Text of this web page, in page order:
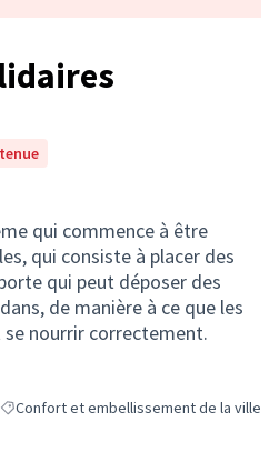
qui commence à être
qui consiste à placer des
qui peut déposer des
de manière à ce que les
se nourrir correctement.
Filtrer les résultats de la catégorie :
Confort et embellissement de la ville